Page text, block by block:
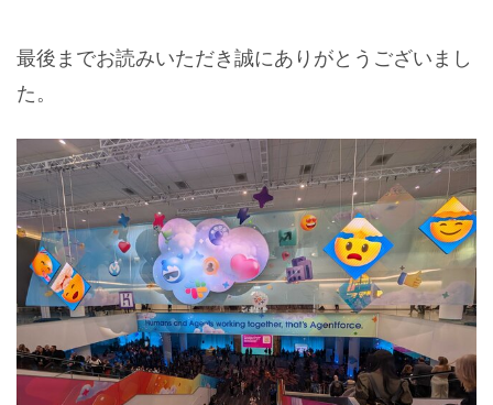
最後までお読みいただき誠にありがとうございまし
た。